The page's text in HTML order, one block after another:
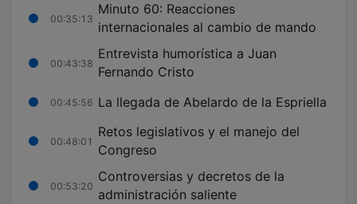
00:35:13
Minuto 60: Reacciones
internacionales al cambio de mando
00:43:38
Entrevista humorística a Juan
Fernando Cristo
00:45:56 La llegada de Abelardo de la Espriella
00:48:01
Retos legislativos y el manejo del
Congreso
00:53:20
Controversias y decretos de la
administración saliente